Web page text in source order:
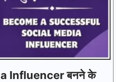
Influencer बनने के